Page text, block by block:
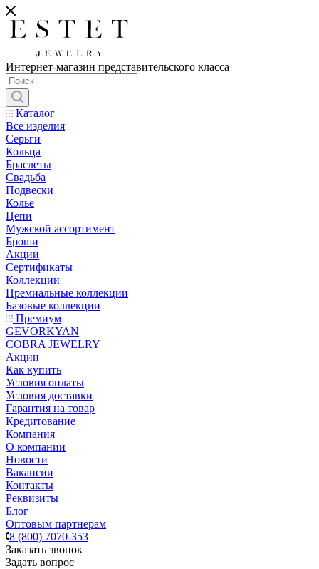
Интернет-магазин представительского класса
Каталог
Все изделия
Серьги
Кольца
Браслеты
Свадьба
Подвески
Колье
Цепи
Мужской ассортимент
Броши
Акции
Сертификаты
Коллекции
Премиальные коллекции
Базовые коллекции
Премиум
GEVORKYAN
COBRA JEWELRY
Акции
Как купить
Условия оплаты
Условия доставки
Гарантия на товар
Кредитование
Компания
О компании
Новости
Вакансии
Контакты
Реквизиты
Блог
Оптовым партнерам
8 (800) 7070-353
Заказать звонок
Задать вопрос